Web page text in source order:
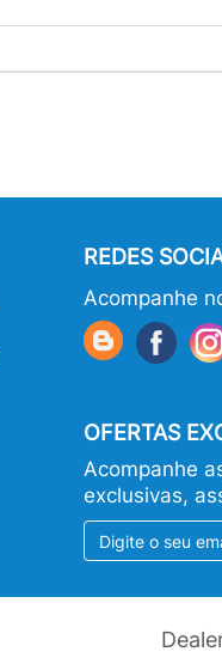
REDES
Acompanhe
OFERTAS
Acompanhe
exclusivas,